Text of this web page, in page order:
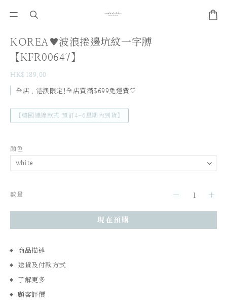
KOREA♥波浪捲邊坑紋一字膊
【KFR00647】
HK$189.00
全店，港澳限定!全店買滿$699免運費♡
【韓國連線款式 預訂4-6星期內到貨】
顏色
數量
現在預購
商品描述
送貨及付款方式
了解更多
顧客評價